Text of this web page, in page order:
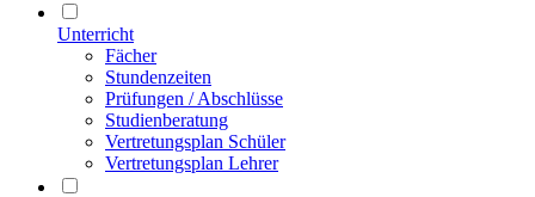
Unterricht
Fächer
Stundenzeiten
Prüfungen / Abschlüsse
Studienberatung
Vertretungsplan Schüler
Vertretungsplan Lehrer